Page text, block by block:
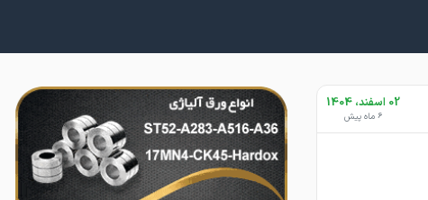
02 اسفند، 1404
6 ماه پیش